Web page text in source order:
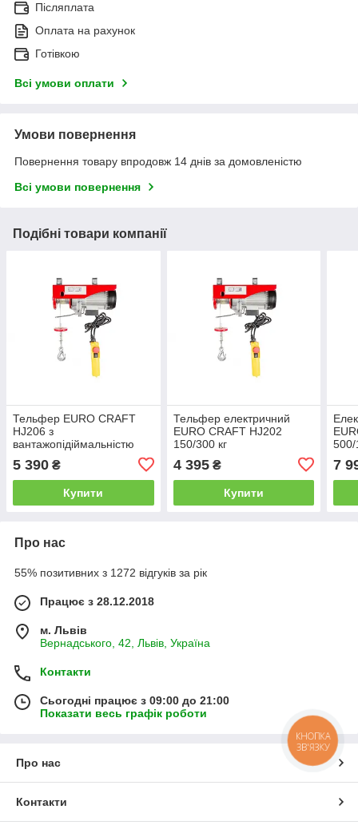
Післяплата
Оплата на рахунок
Готівкою
Всі умови оплати
Умови повернення
Повернення товару впродовж 14 днів за домовленістю
Всі умови повернення
Подібні товари компанії
Тельфер EURO CRAFT
HJ206 з
вантажопідіймальністю
300/600 кг і двигуном 1050
Вт для роботи з важкими
вантажами
5 390 ₴
Купити
Тельфер електричний
EURO CRAFT HJ202
150/300 кг
4 395₴
Купити
500/
7
Про нас
55% позитивних з 1272 відгуків за рік
Працює з 28.12.2018
м. Львів
Вернадського, 42, Львів, Україна
Контакти
Сьогодні працює з 09:00 до 21:00
Показати весь графік роботи
Про нас
Контакти
КНОПКА
ЗВ'ЯЗКУ